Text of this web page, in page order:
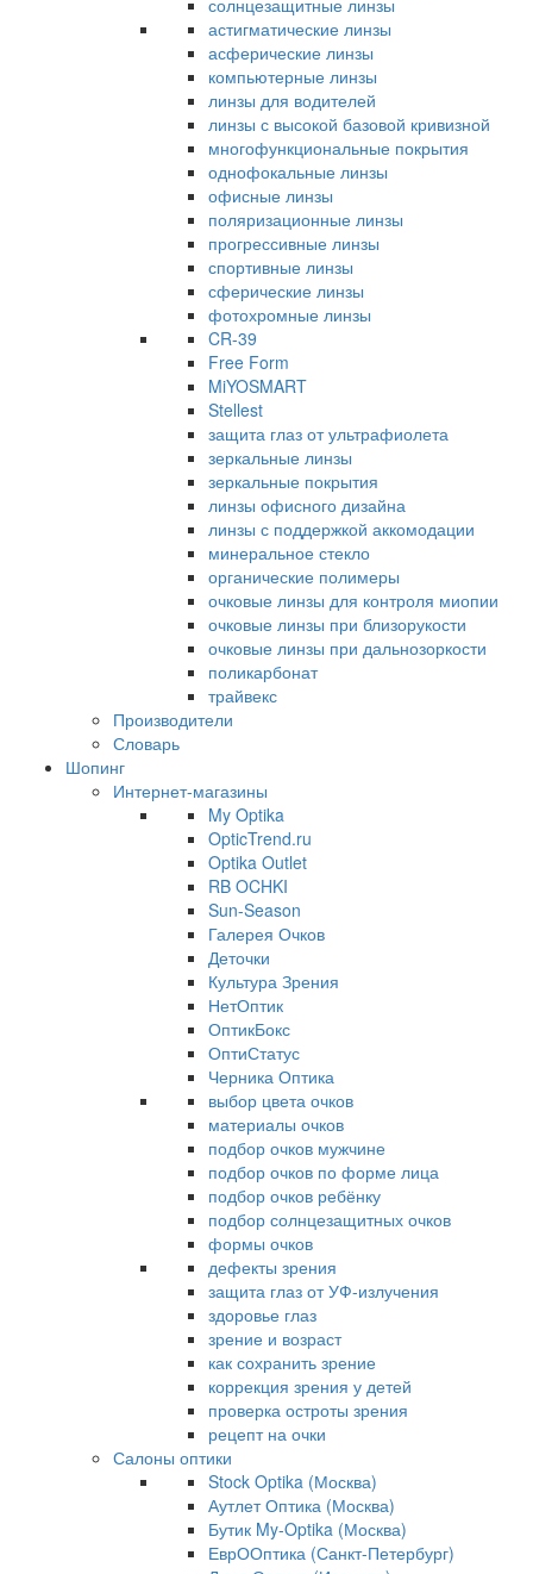
солнцезащитные линзы
астигматические линзы
асферические линзы
компьютерные линзы
линзы для водителей
линзы с высокой базовой кривизной
многофункциональные покрытия
однофокальные линзы
офисные линзы
поляризационные линзы
прогрессивные линзы
спортивные линзы
сферические линзы
фотохромные линзы
CR-39
Free Form
MiYOSMART
Stellest
защита глаз от ультрафиолета
зеркальные линзы
зеркальные покрытия
линзы офисного дизайна
линзы с поддержкой аккомодации
минеральное стекло
органические полимеры
очковые линзы для контроля миопии
очковые линзы при близорукости
очковые линзы при дальнозоркости
поликарбонат
трайвекс
Производители
Словарь
Шопинг
Интернет-магазины
My Optika
OpticTrend.ru
Optika Outlet
RB OCHKI
Sun-Season
Галерея Очков
Деточки
Культура Зрения
НетОптик
ОптикБокс
ОптиСтатус
Черника Оптика
выбор цвета очков
материалы очков
подбор очков мужчине
подбор очков по форме лица
подбор очков ребёнку
подбор солнцезащитных очков
формы очков
дефекты зрения
защита глаз от УФ-излучения
здоровье глаз
зрение и возраст
как сохранить зрение
коррекция зрения у детей
проверка остроты зрения
рецепт на очки
Салоны оптики
Stock Optika (Москва)
Аутлет Оптика (Москва)
Бутик My-Optika (Москва)
ЕврООптика (Санкт-Петербург)